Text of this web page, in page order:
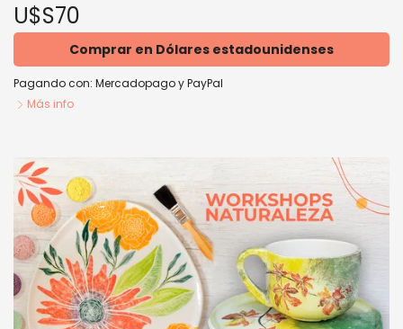
U$S70
Comprar en Dólares estadounidenses
Pagando con: MercadopagoyPayPal
Más info